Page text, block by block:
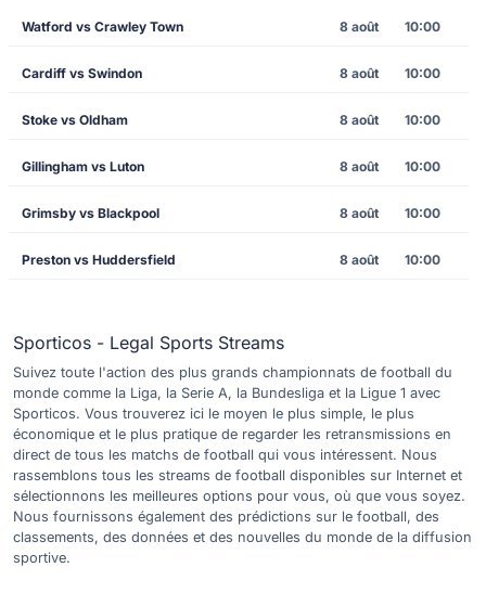
Watford vs Crawley Town 8 août 10:00
Cardiff vs Swindon 8 août 10:00
Stoke vs Oldham 8 août 10:00
Gillingham vs Luton 8 août 10:00
Grimsby vs Blackpool 8 août 10:00
Preston vs Huddersfield 8 août 10:00
Sporticos - Legal Sports Streams
Suivez toute l'action des plus grands championnats de football du
monde comme la Liga, la Serie A, la Bundesliga et la Ligue 1 avec
Sporticos. Vous trouverez ici le moyen le plus simple, le plus
économique et le plus pratique de regarder les retransmissions en
direct de tous les matchs de football qui vous intéressent. Nous
rassemblons tous les streams de football disponibles sur Internet et
sélectionnons les meilleures options pour vous, où que vous soyez.
Nous fournissons également des prédictions sur le football, des
classements, des données et des nouvelles du monde de la diffusion
sportive.